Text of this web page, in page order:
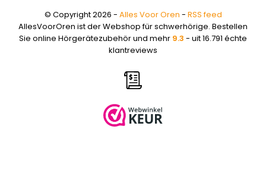
© Copyright 2026 - Alles Voor Oren - RSS feed
AllesVoorOren ist der Webshop für schwerhörige. Bestellen
Sie online Hörgerätezubehör und mehr 9.3 - uit 16.791 échte
klantreviews